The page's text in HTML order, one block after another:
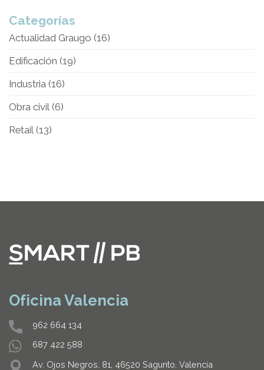
Categorías
Actualidad Graugo (16)
Edificación (19)
Industria (16)
Obra civil (6)
Retail (13)
Oficina Valencia
962 664 134
687 422 588
Av. Ojos Negros, 81, 46520 Sagunto, Valencia